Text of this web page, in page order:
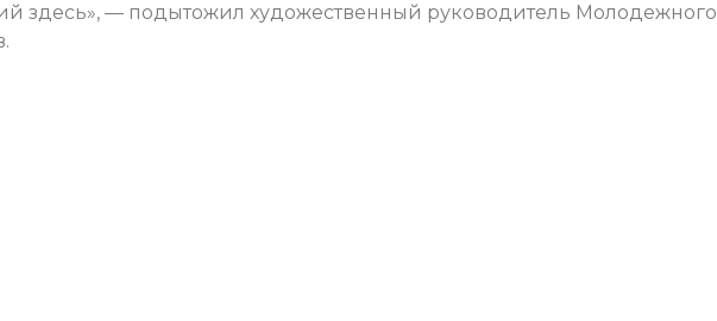
здесь», — подытожил художественный руководитель Молодежного